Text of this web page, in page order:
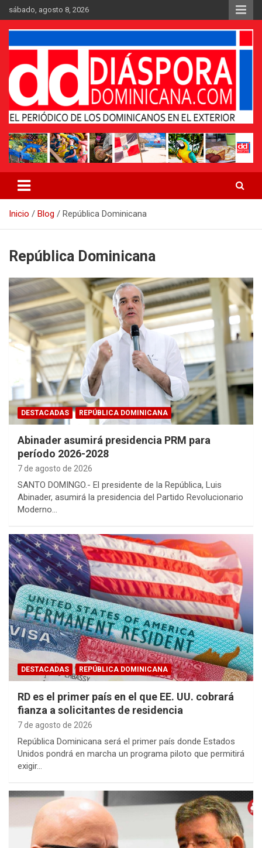
Saltar
al
contenido
sábado, agosto 8, 2026
Periódico Diáspora Dominicana
Inicio Blog República Dominicana
República Dominicana
DESTACADAS REPÚBLICA DOMINICANA
Abinader asumirá presidencia PRM para
período 2026-2028
7 de agosto de 2026
SANTO DOMINGO.- El presidente de la República, Luis
Abinader, asumirá la presidencia del Partido Revolucionario
Moderno…
DESTACADAS REPÚBLICA DOMINICANA
RD es el primer país en el que EE. UU. cobrará
fianza a solicitantes de residencia
7 de agosto de 2026
República Dominicana será el primer país donde Estados
Unidos pondrá en marcha un programa piloto que permitirá
exigir…